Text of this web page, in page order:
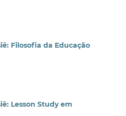
Filosofia da Educação
Lesson Study em